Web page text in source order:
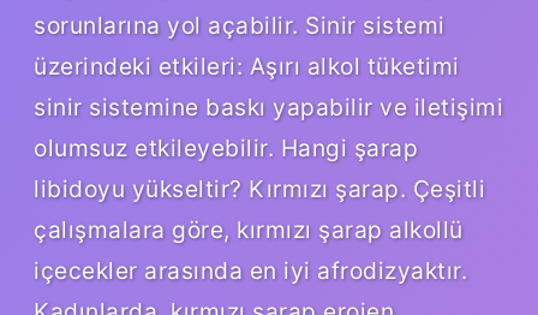
sorunlarına yol açabilir. Sinir sistemi
üzerindeki etkileri: Aşırı alkol tüketimi
sinir sistemine baskı yapabilir ve iletişimi
olumsuz etkileyebilir. Hangi şarap
libidoyu yükseltir? Kırmızı şarap. Çeşitli
çalışmalara göre, kırmızı şarap alkollü
içecekler arasında en iyi afrodizyaktır.